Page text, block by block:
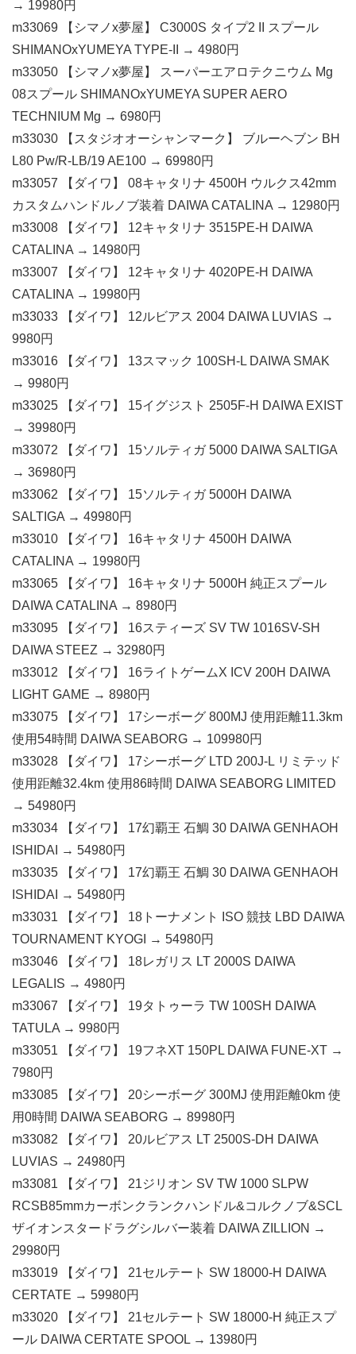
→ 19980円
m33069 【シマノx夢屋】 C3000S タイプ2 II スプール
SHIMANOxYUMEYA TYPE-II → 4980円
m33050 【シマノx夢屋】 スーパーエアロテクニウム Mg
08スプール SHIMANOxYUMEYA SUPER AERO
TECHNIUM Mg → 6980円
m33030 【スタジオオーシャンマーク】 ブルーヘブン BH
L80 Pw/R-LB/19 AE100 → 69980円
m33057 【ダイワ】 08キャタリナ 4500H ウルクス42mm
カスタムハンドルノブ装着 DAIWA CATALINA → 12980円
m33008 【ダイワ】 12キャタリナ 3515PE-H DAIWA
CATALINA → 14980円
m33007 【ダイワ】 12キャタリナ 4020PE-H DAIWA
CATALINA → 19980円
m33033 【ダイワ】 12ルビアス 2004 DAIWA LUVIAS →
9980円
m33016 【ダイワ】 13スマック 100SH-L DAIWA SMAK
→ 9980円
m33025 【ダイワ】 15イグジスト 2505F-H DAIWA EXIST
→ 39980円
m33072 【ダイワ】 15ソルティガ 5000 DAIWA SALTIGA
→ 36980円
m33062 【ダイワ】 15ソルティガ 5000H DAIWA
SALTIGA → 49980円
m33010 【ダイワ】 16キャタリナ 4500H DAIWA
CATALINA → 19980円
m33065 【ダイワ】 16キャタリナ 5000H 純正スプール
DAIWA CATALINA → 8980円
m33095 【ダイワ】 16スティーズ SV TW 1016SV-SH
DAIWA STEEZ → 32980円
m33012 【ダイワ】 16ライトゲームX ICV 200H DAIWA
LIGHT GAME → 8980円
m33075 【ダイワ】 17シーボーグ 800MJ 使用距離11.3km
使用54時間 DAIWA SEABORG → 109980円
m33028 【ダイワ】 17シーボーグ LTD 200J-L リミテッド
使用距離32.4km 使用86時間 DAIWA SEABORG LIMITED
→ 54980円
m33034 【ダイワ】 17幻覇王 石鯛 30 DAIWA GENHAOH
ISHIDAI → 54980円
m33035 【ダイワ】 17幻覇王 石鯛 30 DAIWA GENHAOH
ISHIDAI → 54980円
m33031 【ダイワ】 18トーナメント ISO 競技 LBD DAIWA
TOURNAMENT KYOGI → 54980円
m33046 【ダイワ】 18レガリス LT 2000S DAIWA
LEGALIS → 4980円
m33067 【ダイワ】 19タトゥーラ TW 100SH DAIWA
TATULA → 9980円
m33051 【ダイワ】 19フネXT 150PL DAIWA FUNE-XT →
7980円
m33085 【ダイワ】 20シーボーグ 300MJ 使用距離0km 使
用0時間 DAIWA SEABORG → 89980円
m33082 【ダイワ】 20ルビアス LT 2500S-DH DAIWA
LUVIAS → 24980円
m33081 【ダイワ】 21ジリオン SV TW 1000 SLPW
RCSB85mmカーボンクランクハンドル&コルクノブ&SCL
ザイオンスタードラグシルバー装着 DAIWA ZILLION →
29980円
m33019 【ダイワ】 21セルテート SW 18000-H DAIWA
CERTATE → 59980円
m33020 【ダイワ】 21セルテート SW 18000-H 純正スプ
ール DAIWA CERTATE SPOOL → 13980円